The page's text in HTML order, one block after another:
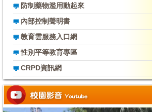
防制藥物濫用動起來
內部控制聲明書
教育雲服務入口網
性別平等教育專區
CRPD資訊網